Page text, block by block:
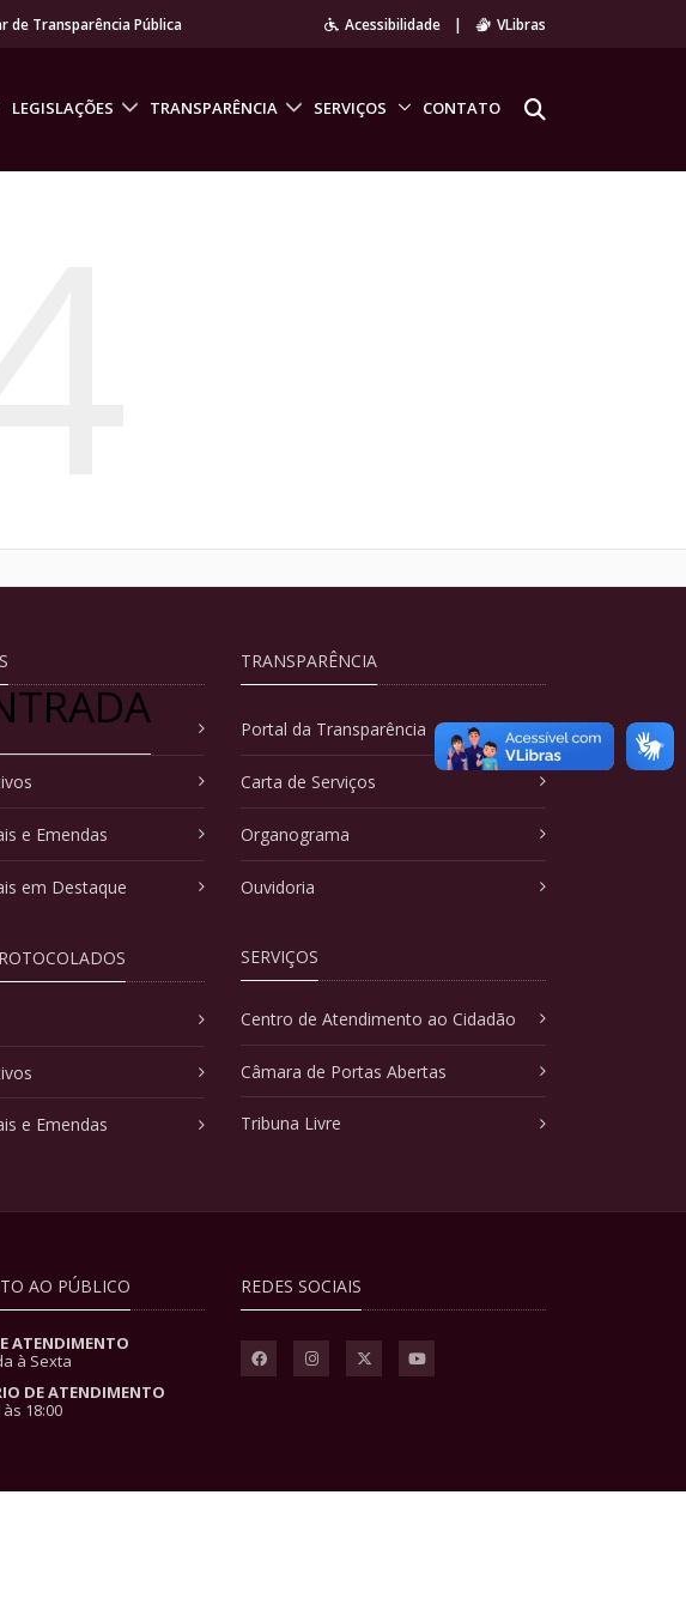
de Transparência Pública Acessibilidade | VLibras
LEGISLAÇÕES TRANSPARÊNCIA SERVIÇOS CONTATO
e Emendas
em Destaque
e Emendas
TRANSPARÊNCIA
Portal da Transparência
Carta de Serviços
Organograma
Ouvidoria
SERVIÇOS
Centro de Atendimento ao Cidadão
Câmara de Portas Abertas
Tribuna Livre
AO PÚBLICO
ATENDIMENTO
à Sexta
DE ATENDIMENTO
18:00
REDES SOCIAIS